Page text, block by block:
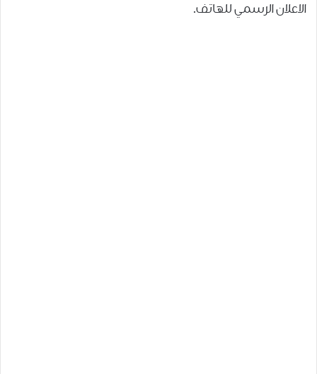
الاعلان الرسمي للهاتف.